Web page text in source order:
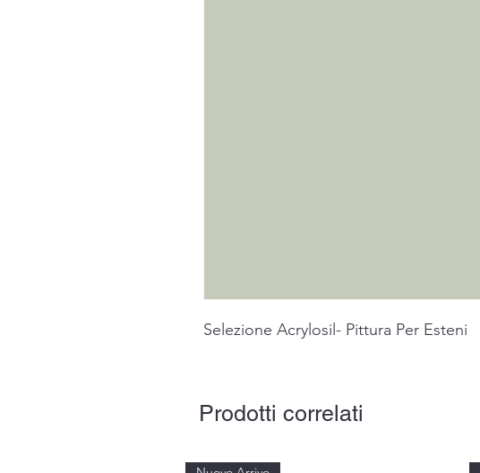
Selezione Acrylosil- Pittura Per Esteni
Prodotti correlati